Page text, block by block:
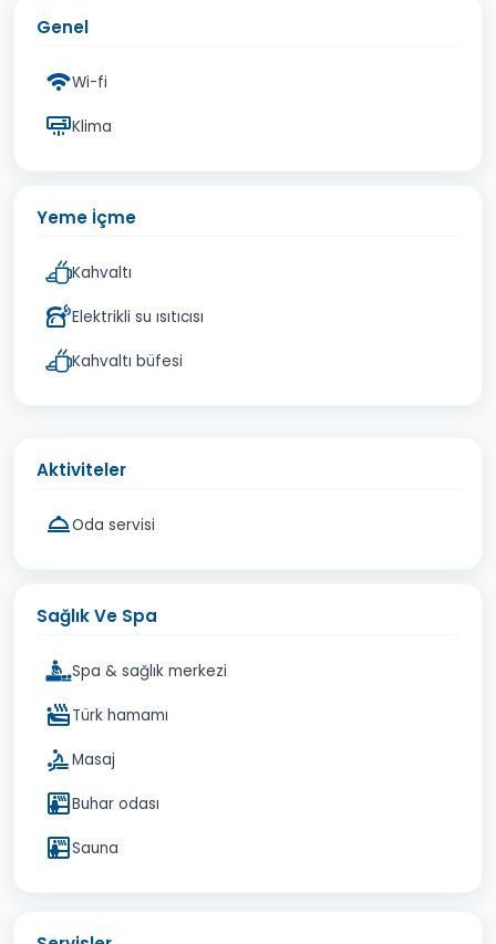
Genel
Wi-fi
Klima
Yeme İçme
Kahvaltı
Elektrikli su ısıtıcısı
Kahvaltı büfesi
Aktiviteler
Oda servisi
Sağlık Ve Spa
Spa & sağlık merkezi
Türk hamamı
Masaj
Buhar odası
Sauna